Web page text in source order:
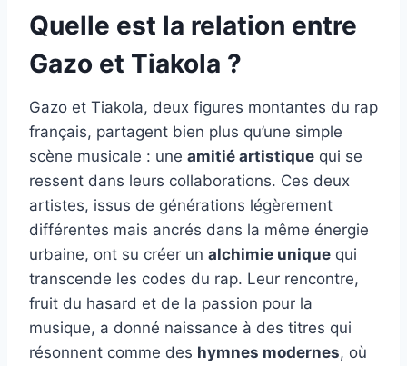
Quelle est la relation entre
Gazo et Tiakola ?
Gazo et Tiakola, deux figures montantes du rap
français, partagent bien plus qu’une simple
scène musicale : une amitié artistique qui se
ressent dans leurs collaborations. Ces deux
artistes, issus de générations légèrement
différentes mais ancrés dans la même énergie
urbaine, ont su créer un alchimie unique qui
transcende les codes du rap. Leur rencontre,
fruit du hasard et de la passion pour la
musique, a donné naissance à des titres qui
résonnent comme des hymnes modernes, où